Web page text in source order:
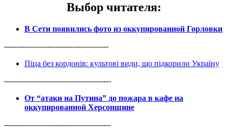
Выбор читателя:
В Сети появились фото из оккупированной Горловки
-----------------------------------------
Піца без кордонів: культові види, що підкорили Україну
------------------------------------------
От “атаки на Путина” до пожара в кафе на
оккупированной Херсонщине
------------------------------------------